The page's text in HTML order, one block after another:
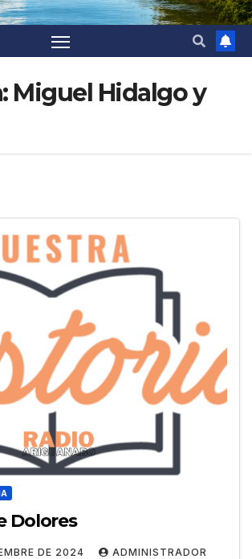
Miguel Hidalgo y
Dolores
DE 2024 ADMINISTRADOR